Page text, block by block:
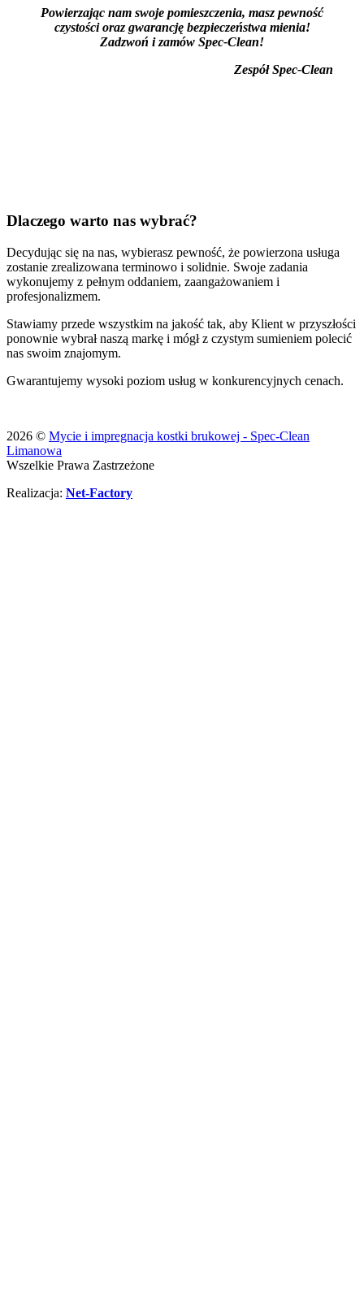
Powierzając nam swoje pomieszczenia, masz pewność
czystości oraz gwarancję bezpieczeństwa mienia!
Zadzwoń i zamów Spec-Clean!
Zespół Spec-Clean
Dlaczego warto nas wybrać?
Decydując się na nas, wybierasz pewność, że powierzona usługa
zostanie zrealizowana terminowo i solidnie. Swoje zadania
wykonujemy z pełnym oddaniem, zaangażowaniem i
profesjonalizmem.
Stawiamy przede wszystkim na jakość tak, aby Klient w przyszłości
ponownie wybrał naszą markę i mógł z czystym sumieniem polecić
nas swoim znajomym.
Gwarantujemy wysoki poziom usług w konkurencyjnych cenach.
2026 © Mycie i impregnacja kostki brukowej - Spec-Clean
Limanowa
Wszelkie Prawa Zastrzeżone
Realizacja: Net-Factory